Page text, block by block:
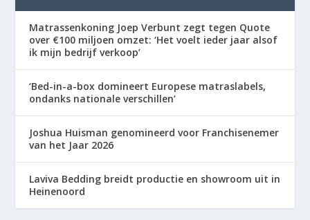
Matrassenkoning Joep Verbunt zegt tegen Quote
over €100 miljoen omzet: ‘Het voelt ieder jaar alsof
ik mijn bedrijf verkoop’
‘Bed-in-a-box domineert Europese matraslabels,
ondanks nationale verschillen’
Joshua Huisman genomineerd voor Franchisenemer
van het Jaar 2026
Laviva Bedding breidt productie en showroom uit in
Heinenoord